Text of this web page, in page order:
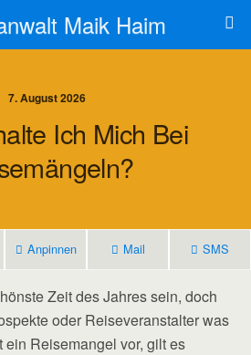
Maik Haim
7. August 2026
Ich Mich Bei
Anpinnen Mail SMS
Zeit des Jahres sein, doch
oder Reiseveranstalter was
Reisemangel vor, gilt es